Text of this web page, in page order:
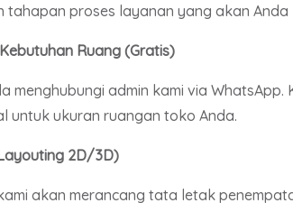
proses layanan yang akan Anda
Ruang (Gratis)
menghubungi admin kami via
untuk ukuran ruangan toko Anda.
2D/3D)
akan merancang tata letak